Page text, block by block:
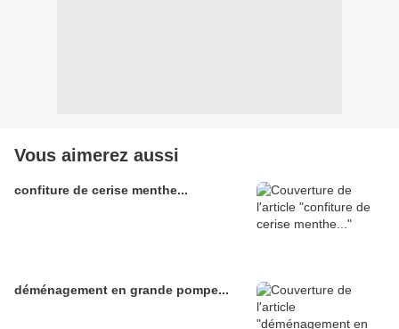
Vous aimerez aussi
confiture de cerise menthe...
déménagement en grande pompe...